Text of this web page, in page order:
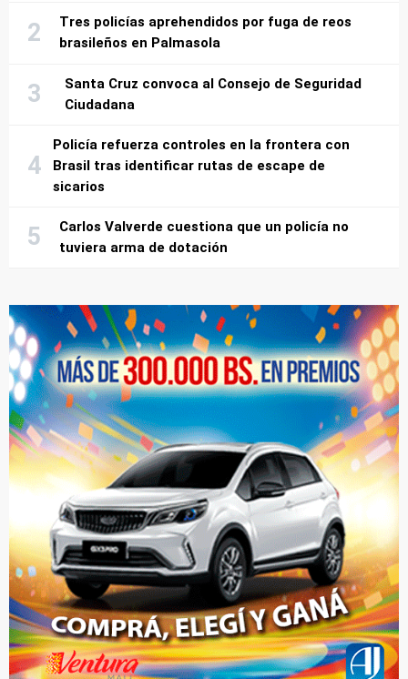
Tres policías aprehendidos por fuga de reos
brasileños en Palmasola
Santa Cruz convoca al Consejo de Seguridad
Ciudadana
Policía refuerza controles en la frontera con
Brasil tras identificar rutas de escape de
sicarios
Carlos Valverde cuestiona que un policía no
tuviera arma de dotación